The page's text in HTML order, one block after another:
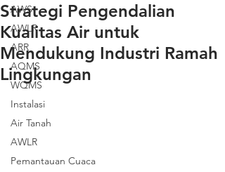
AWS
AWLR
ARR
AQMS
WQMS
Instalasi
Air Tanah
AWLR
Pemantauan Cuaca
Strategi Pengendalian
Kualitas Air untuk
Mendukung Industri Ramah
Lingkungan